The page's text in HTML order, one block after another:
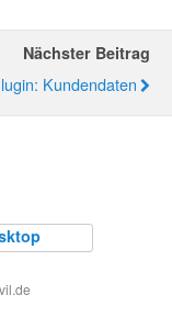
Nächster Beitrag
Kundendaten